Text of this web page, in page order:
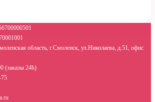
область, г.Смоленск, ул.Николаева, д.51, офис
(заказы 24h)